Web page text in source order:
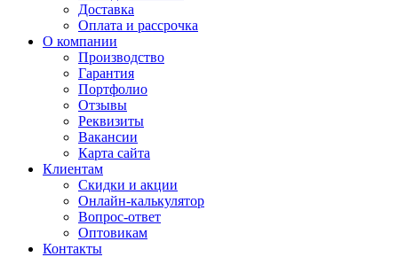
Доставка
Оплата и рассрочка
О компании
Производство
Гарантия
Портфолио
Отзывы
Реквизиты
Вакансии
Карта сайта
Клиентам
Скидки и акции
Онлайн-калькулятор
Вопрос-ответ
Оптовикам
Контакты